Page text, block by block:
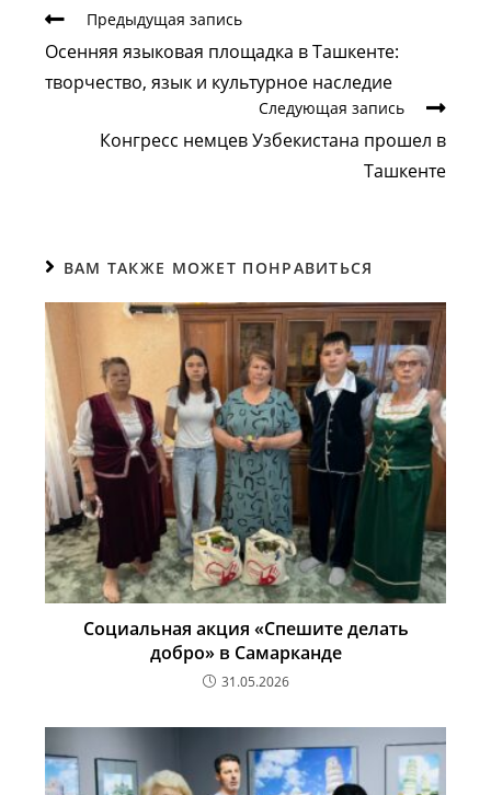
e
b
o
o
gr
a
m
s
A
p
p
l
а
в
и
Еще
Предыдущая запись
Осенняя языковая площадка в Ташкенте:
творчество, язык и культурное наследие
Следующая запись
Конгресс немцев Узбекистана прошел в
Ташкенте
ВАМ ТАКЖЕ МОЖЕТ ПОНРАВИТЬСЯ
Социальная акция «Спешите делать
добро» в Самарканде
31.05.2026